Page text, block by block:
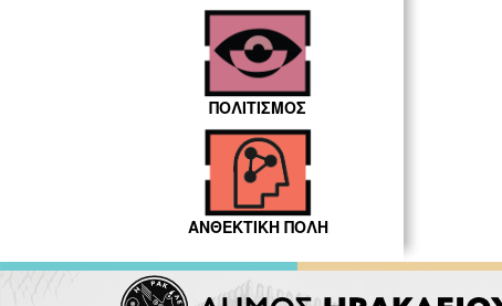
ΠΟΛΙΤΙΣΜΟΣ
ΑΝΘΕΚΤΙΚΗ ΠΟΛΗ